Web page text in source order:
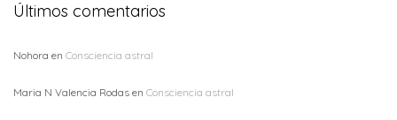
Últimos comentarios
Nohora en Consciencia astral
Maria N Valencia Rodas en Consciencia astral